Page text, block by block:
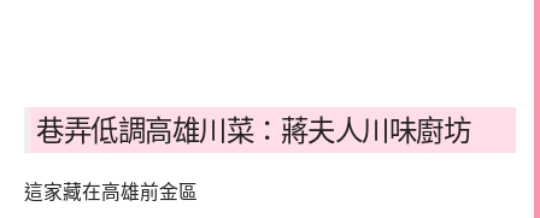
巷弄低調高雄川菜：蔣夫人川味廚坊
這家藏在高雄前金區